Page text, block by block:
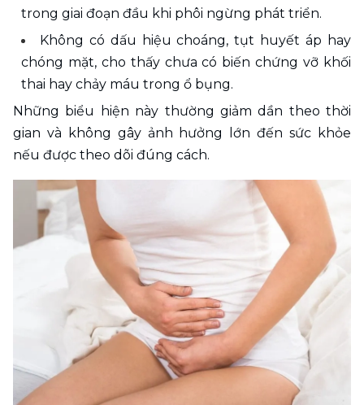
trong giai đoạn đầu khi phôi ngừng phát triển.
Không có dấu hiệu choáng, tụt huyết áp hay
chóng mặt, cho thấy chưa có biến chứng vỡ khối
thai hay chảy máu trong ổ bụng.
Những biểu hiện này thường giảm dần theo thời
gian và không gây ảnh hưởng lớn đến sức khỏe
nếu được theo dõi đúng cách.